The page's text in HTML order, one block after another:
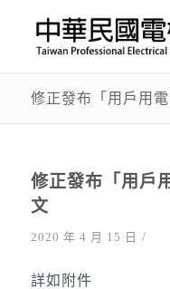
修正發布「用戶用
修正發布「用戶
文
2020 年 4 月 15 日 /
詳如附件